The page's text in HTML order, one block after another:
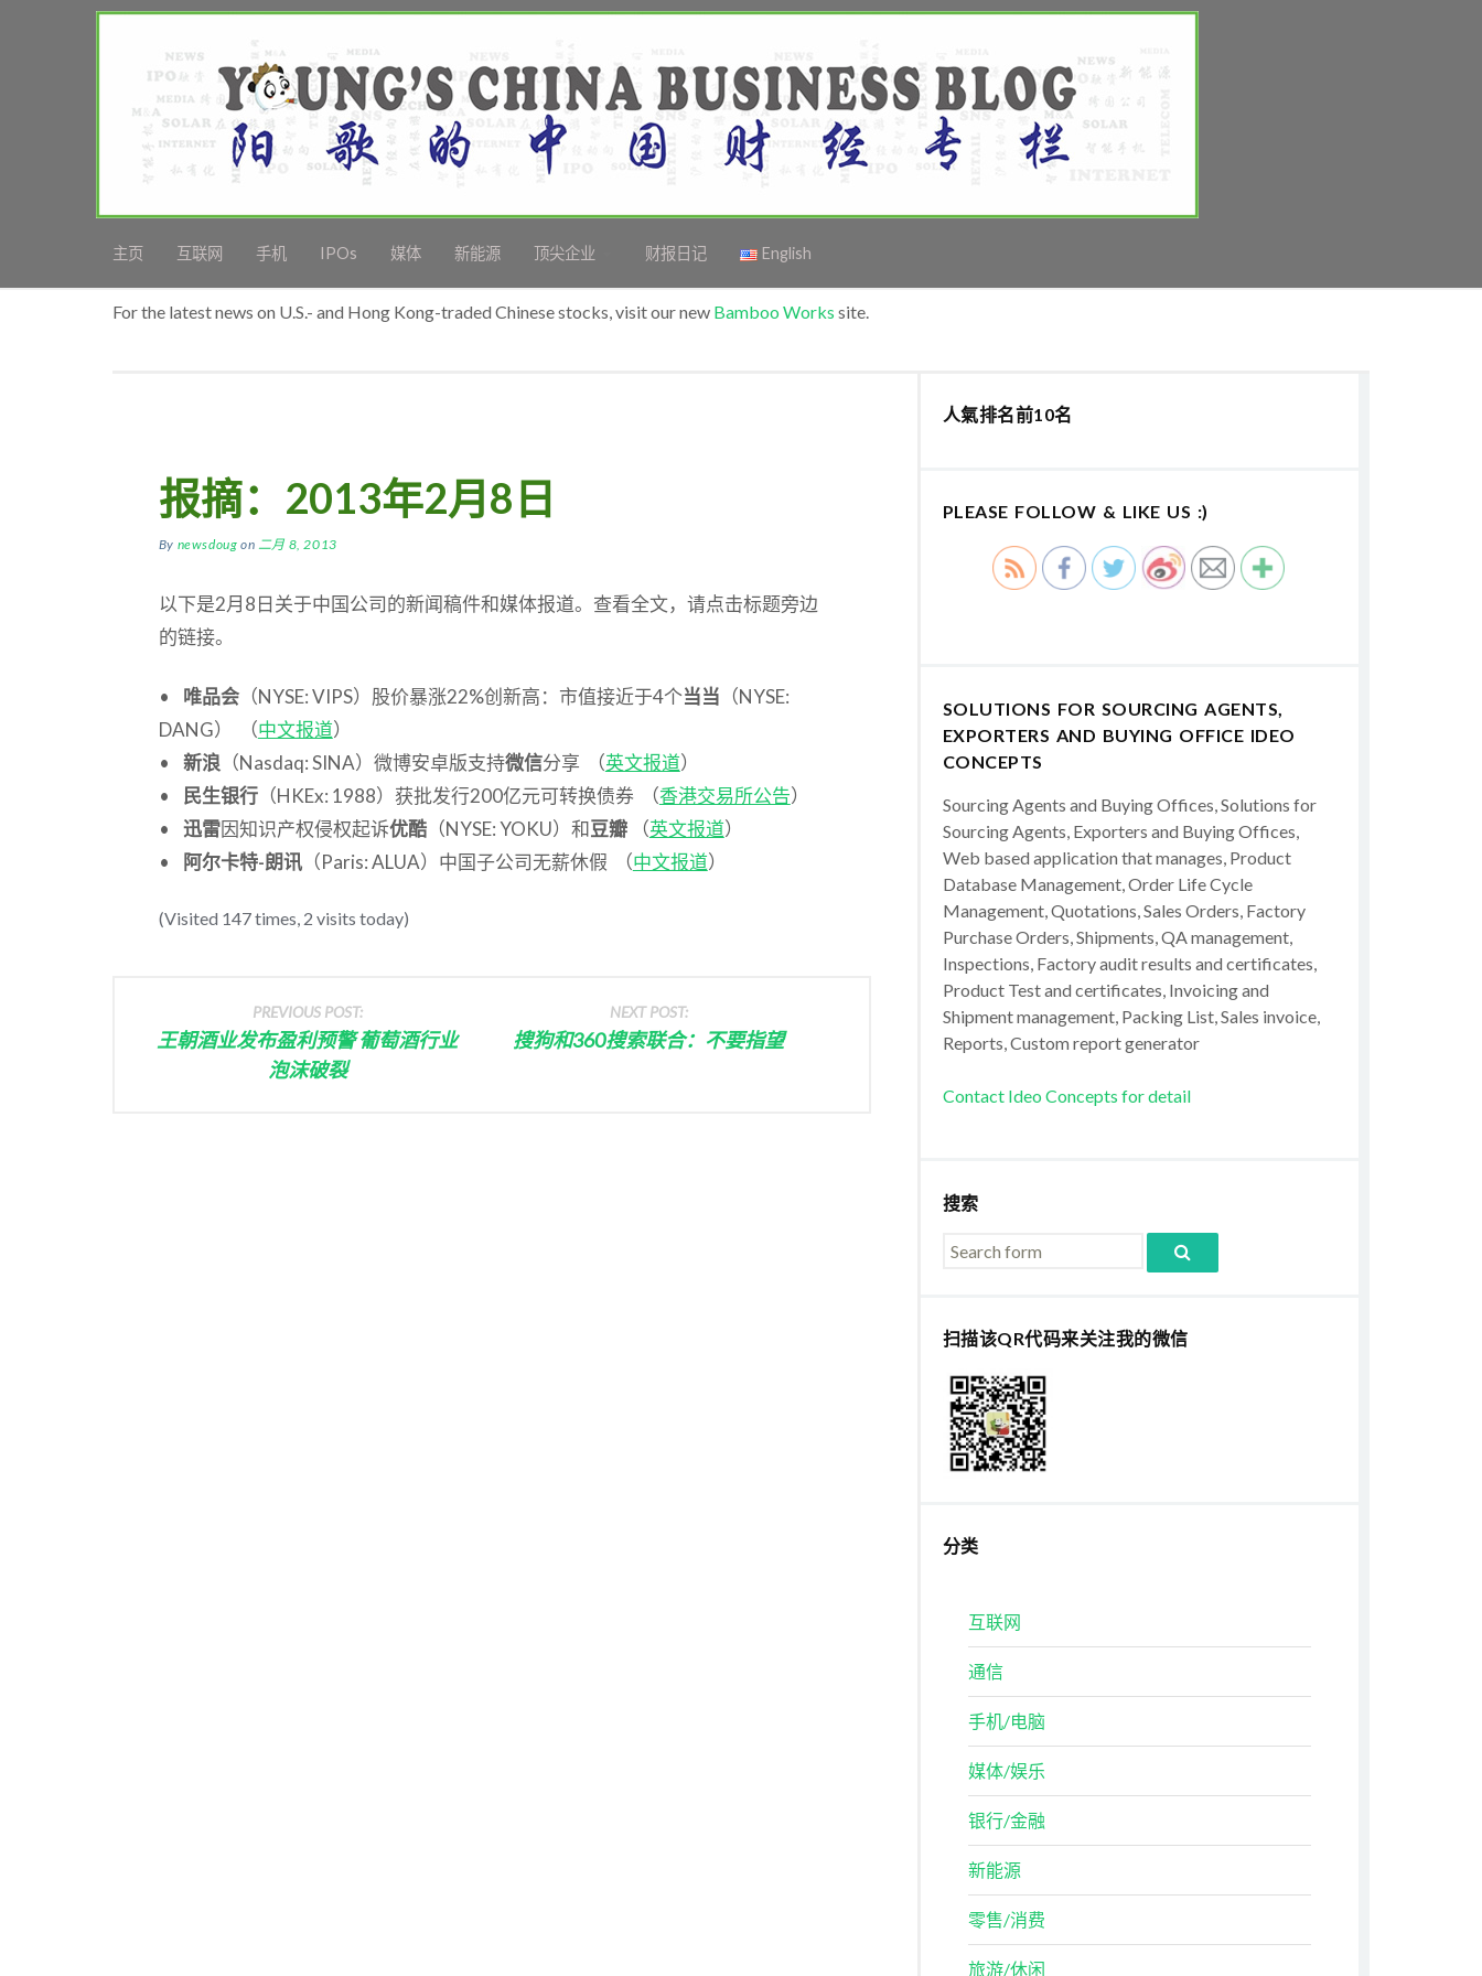
主页 互联网 手机 IPOs 媒体 新能源 顶尖企业 财报日记 English
For the latest news on U.S.- and Hong Kong-traded Chinese stocks, visit our new Bamboo Works site.
报摘：2013年2月8日
By newsdoug on 二月 8, 2013
以下是2月8日关于中国公司的新闻稿件和媒体报道。查看全文，请点击标题旁边
的链接。
• 唯品会（NYSE: VIPS）股价暴涨22%创新高：市值接近于4个当当 （NYSE:
DANG） （中文报道）
• 新浪 （Nasdaq: SINA）微博安卓版支持微信分享 （英文报道）
•
民生银行（HKEx: 1988）获批发行200亿元可转换债券 （香港交易所公告）
• 迅雷因知识产权侵权起诉优酷（NYSE: YOKU）和豆瓣（英文报道）
• 阿尔卡特-朗讯（Paris: ALUA）中国子公司无薪休假 （中文报道）
(Visited 147 times, 2 visits today)
PREVIOUS POST:
王朝酒业发布盈利预警 葡萄酒行业
泡沫破裂
NEXT POST:
搜狗和360搜索联合：不要指望
人氣排名前10名
PLEASE FOLLOW & LIKE US :)
SOLUTIONS FOR SOURCING AGENTS,
EXPORTERS AND BUYING OFFICE IDEO
CONCEPTS
Sourcing Agents and Buying Offices, Solutions for
Sourcing Agents, Exporters and Buying Offices,
Web based application that manages, Product
Database Management, Order Life Cycle
Management, Quotations, Sales Orders, Factory
Purchase Orders, Shipments, QA management,
Inspections, Factory audit results and certificates,
Product Test and certificates, Invoicing and
Shipment management, Packing List, Sales invoice,
Reports, Custom report generator
Contact Ideo Concepts for detail
搜索
扫描该QR代码来关注我的微信
分类
互联网
通信
手机/电脑
媒体/娱乐
银行/金融
新能源
零售/消费
旅游/休闲